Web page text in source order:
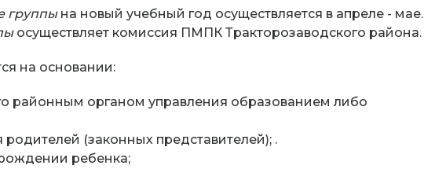
группына новый учебный год осуществляется в апреле - мае.
осуществляет комиссия ПМПК Тракторозаводского района.
на основании:
районным органом управления образованием либо
(законных представителей); .
ребенка;